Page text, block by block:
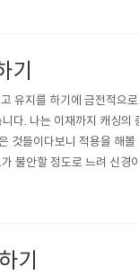
유지를 하기에 금전적으
다. 나는 이재까지 캐싱의
것들이다보니 적용을 해
불안할 정도로 느려 신경
드 설정을 위주로 ..
기